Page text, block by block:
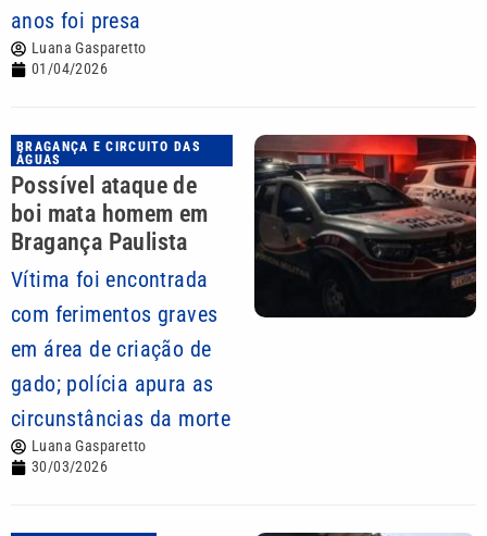
anos foi presa
Luana Gasparetto
01/04/2026
BRAGANÇA E CIRCUITO DAS
ÁGUAS
Possível ataque de
boi mata homem em
Bragança Paulista
Vítima foi encontrada
com ferimentos graves
em área de criação de
gado; polícia apura as
circunstâncias da morte
Luana Gasparetto
30/03/2026